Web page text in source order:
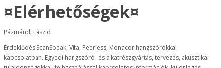
¤Elérhetőségek¤
Pázmándi László
Érdeklődés ScanSpeak, Vifa, Peerless, Monacor hangszórókkal
kapcsolatban. Egyedi hangszóró- és alkatrészgyártás, tervezés, akusztikai